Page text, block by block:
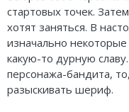
стартовых точек.
хотят заняться. В
изначально
какую-то дурную
персонажа-бандита,
разыскивать шериф.